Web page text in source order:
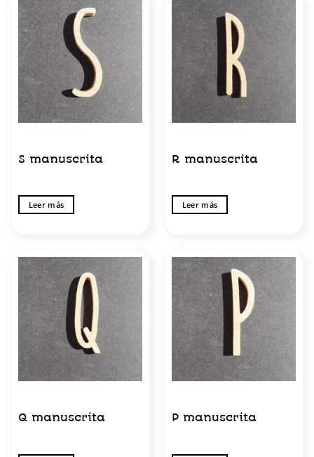
S manuscrita
Leer más
R manuscrita
Leer más
Q manuscrita P manuscrita